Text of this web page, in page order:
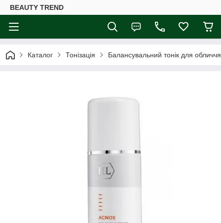
BEAUTY TREND
Каталог Тонізація Балансувальний тонік для